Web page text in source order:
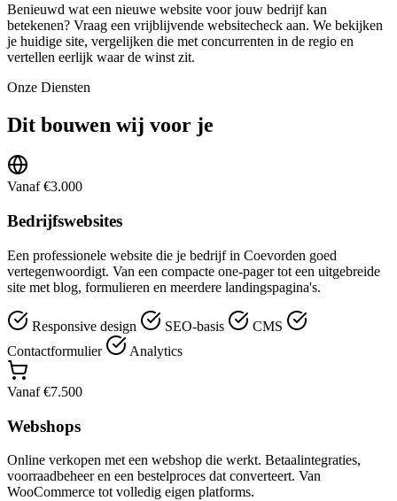
Benieuwd wat een nieuwe website voor jouw bedrijf kan
betekenen? Vraag een vrijblijvende websitecheck aan. We bekijken
je huidige site, vergelijken die met concurrenten in de regio en
vertellen eerlijk waar de winst zit.
Onze Diensten
Dit bouwen wij voor je
Vanaf €3.000
Bedrijfswebsites
Een professionele website die je bedrijf in Coevorden goed
vertegenwoordigt. Van een compacte one-pager tot een uitgebreide
site met blog, formulieren en meerdere landingspagina's.
Responsive design SEO-basis
CMS
Contactformulier
Analytics
Vanaf €7.500
Webshops
Online verkopen met een webshop die werkt. Betaalintegraties,
voorraadbeheer en een bestelproces dat converteert. Van
WooCommerce tot volledig eigen platforms.